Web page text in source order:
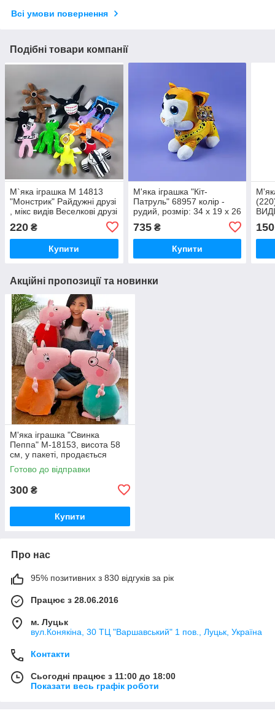
Всі умови повернення
Подібні товари компанії
М`яка іграшка М 14813
"Монстрик" Райдужні друзі
, мікс видів Веселкові друзі
220 ₴
Купити
М'яка іграшка "Кіт-
Патруль" 68957 колір -
рудий, розмір: 34 х 19 х 26
735₴
Купити
150
Акційні пропозиції та новинки
М'яка іграшка "Свинка
Пеппа" M-18153, висота 58
см, у пакеті, продається
міксом
Готово до відправки
300 ₴
Купити
Про нас
95% позитивних з 830 відгуків за рік
Працює з 28.06.2016
м. Луцьк
вул.Конякіна, 30 ТЦ "Варшавський" 1 пов., Луцьк, Україна
Контакти
Сьогодні працює з 11:00 до 18:00
Показати весь графік роботи